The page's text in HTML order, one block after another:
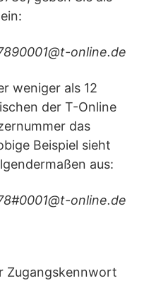
online.de
weniger als 12
der T-Online
das
Beispiel sieht
aus:
online.de
Zugangskennwort